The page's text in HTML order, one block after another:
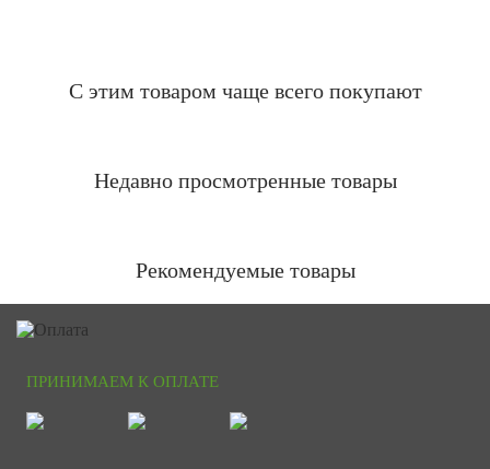
С этим товаром чаще всего покупают
Недавно просмотренные товары
Рекомендуемые товары
ПРИНИМАЕМ К ОПЛАТЕ